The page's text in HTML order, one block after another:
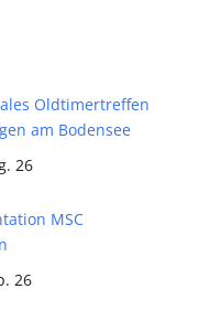
Oldtimertreffen
am Bodensee
26
MSC
26